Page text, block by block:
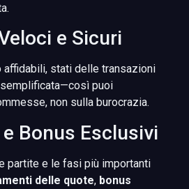
e Sicuri
affidabili, stati delle transazioni
puoi
non sulla burocrazia.
Bonus Esclusivi
partite e le fasi più importanti
delle quote, bonus